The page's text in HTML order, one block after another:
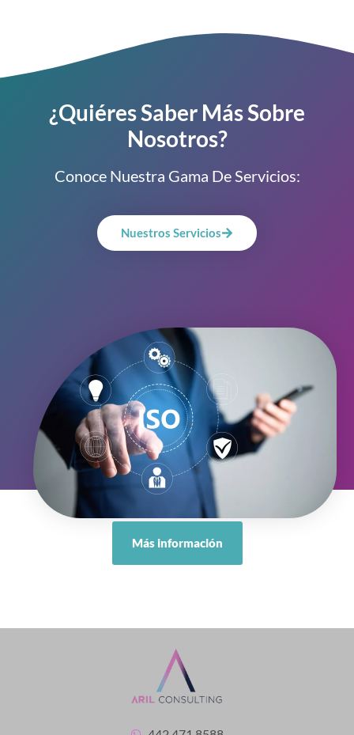
¿Quiéres Saber Más Sobre
Nosotros?
Conoce Nuestra Gama De Servicios:
Nuestros Servicios
Más información